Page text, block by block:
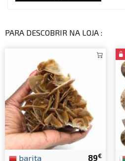
PARA DESCOBRIR NA LOJA :
89€
barita